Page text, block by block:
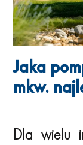
Jaka
mkw.
Dla wielu